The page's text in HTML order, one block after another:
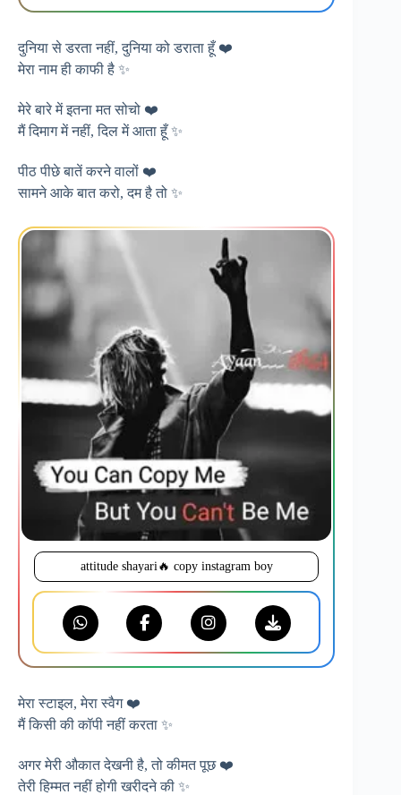
दुनिया से डरता नहीं, दुनिया को डराता हूँ ❤️
मेरा नाम ही काफी है ✨
मेरे बारे में इतना मत सोचो ❤️
मैं दिमाग में नहीं, दिल में आता हूँ ✨
पीठ पीछे बातें करने वालों ❤️
सामने आके बात करो, दम है तो ✨
attitude shayari🔥 copy instagram boy
मेरा स्टाइल, मेरा स्वैग ❤️
मैं किसी की कॉपी नहीं करता ✨
अगर मेरी औकात देखनी है, तो कीमत पूछ ❤️
तेरी हिम्मत नहीं होगी खरीदने की ✨